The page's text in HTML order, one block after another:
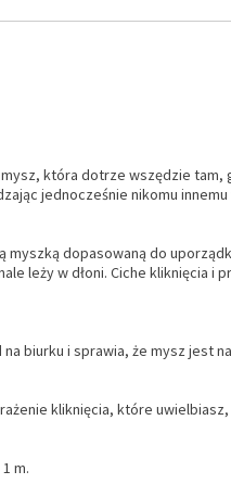
która dotrze wszędzie tam,
jednocześnie nikomu innemu
dopasowaną do
leży w dłoni. Ciche kliknięcia
biurku i sprawia, że mysz jest
kliknięcia, które
m.